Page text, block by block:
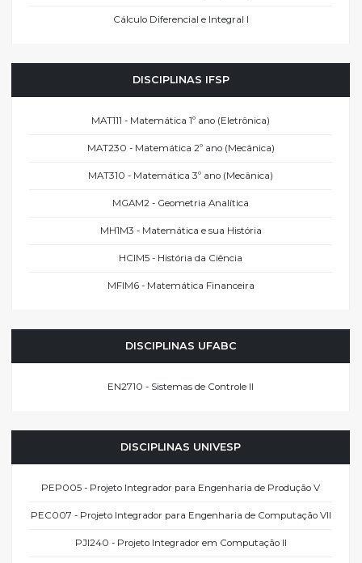
Cálculo Diferencial e Integral I
DISCIPLINAS IFSP
MAT111 - Matemática 1º ano (Eletrônica)
MAT230 - Matemática 2º ano (Mecânica)
MAT310 - Matemática 3º ano (Mecânica)
MGAM2 - Geometria Analítica
MH1M3 - Matemática e sua História
HCIM5 - História da Ciência
MFIM6 - Matemática Financeira
DISCIPLINAS UFABC
EN2710 - Sistemas de Controle II
DISCIPLINAS UNIVESP
PEP005 - Projeto Integrador para Engenharia de Produção V
PEC007 - Projeto Integrador para Engenharia de Computação VII
PJI240 - Projeto Integrador em Computação II